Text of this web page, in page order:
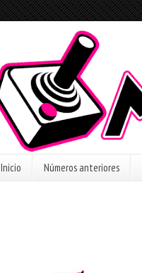
Inicio Números anteriores